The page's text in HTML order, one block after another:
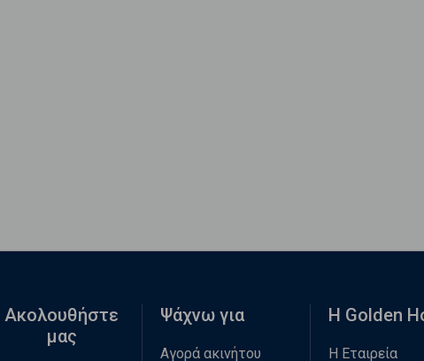
Ακολουθήστε
μας
Ψάχνω για
Αγορά ακινήτου
Η Golden
Η Εταιρεία